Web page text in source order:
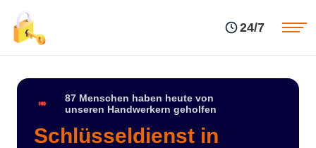
24/7
87 Menschen haben heute von
unseren Handwerkern geholfen
Schlüsseldienst in